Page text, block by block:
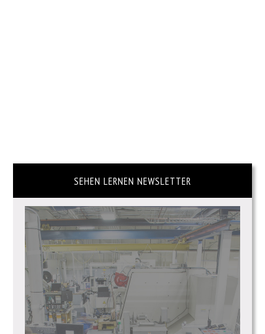
SEHEN LERNEN NEWSLETTER